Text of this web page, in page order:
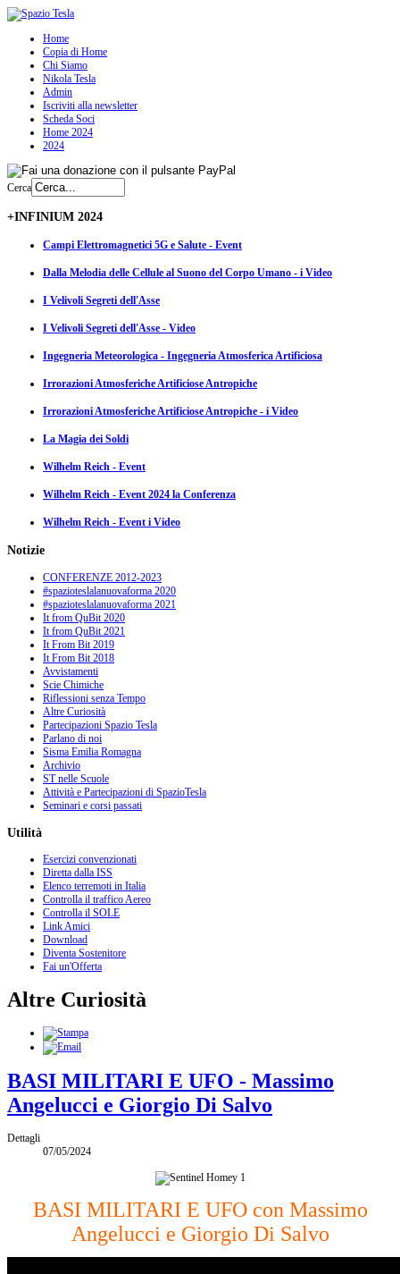
Home
Copia di Home
Chi Siamo
Nikola Tesla
Admin
Iscriviti alla newsletter
Scheda Soci
Home 2024
2024
Cerca
+INFINIUM 2024
Campi Elettromagnetici 5G e Salute - Event
Dalla Melodia delle Cellule al Suono del Corpo Umano - i Video
I Velivoli Segreti dell'Asse
I Velivoli Segreti dell'Asse - Video
Ingegneria Meteorologica - Ingegneria Atmosferica Artificiosa
Irrorazioni Atmosferiche Artificiose Antropiche
Irrorazioni Atmosferiche Artificiose Antropiche - i Video
La Magia dei Soldi
Wilhelm Reich - Event
Wilhelm Reich - Event 2024 la Conferenza
Wilhelm Reich - Event i Video
Notizie
CONFERENZE 2012-2023
#spazioteslalanuovaforma 2020
#spazioteslalanuovaforma 2021
It from QuBit 2020
It from QuBit 2021
It From Bit 2019
It From Bit 2018
Avvistamenti
Scie Chimiche
Riflessioni senza Tempo
Altre Curiosità
Partecipazioni Spazio Tesla
Parlano di noi
Sisma Emilia Romagna
Archivio
ST nelle Scuole
Attività e Partecipazioni di SpazioTesla
Seminari e corsi passati
Utilità
Esercizi convenzionati
Diretta dalla ISS
Elenco terremoti in Italia
Controlla il traffico Aereo
Controlla il SOLE
Link Amici
Download
Diventa Sostenitore
Fai un'Offerta
Altre Curiosità
BASI MILITARI E UFO - Massimo
Angelucci e Giorgio Di Salvo
Dettagli
07/05/2024
BASI MILITARI E UFO con Massimo
Angelucci e Giorgio Di Salvo